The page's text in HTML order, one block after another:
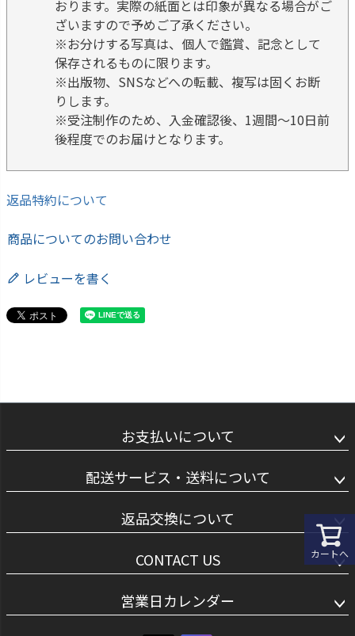
おります。実際の紙面とは印象が異なる場合がご
ざいますので予めご了承ください。
※お分けする写真は、個人で鑑賞、記念として
保存されるものに限ります。
※出版物、SNSなどへの転載、複写は固くお断
りします。
※受注制作のため、入金確認後、1週間～10日前
後程度でのお届けとなります。
返品特約について
商品についてのお問い合わせ
レビューを書く
カートへ
お支払いについて
配送サービス・送料について
返品交換について
CONTACT US
営業日カレンダー